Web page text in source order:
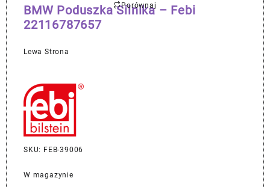
Porównaj
BMW Poduszka Silnika – Febi
22116787657
Lewa Strona
SKU: FEB-39006
W magazynie